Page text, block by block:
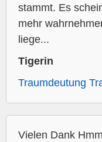
stammt. Es
mehr
liege...
Tigerin
Traumdeutung
Vielen Dank